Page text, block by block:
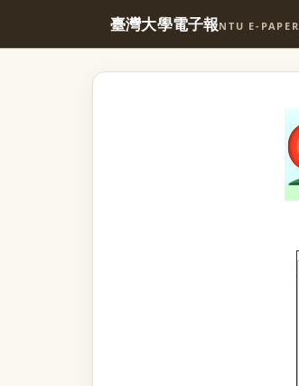
臺灣大學電子報NTU E-PAPER